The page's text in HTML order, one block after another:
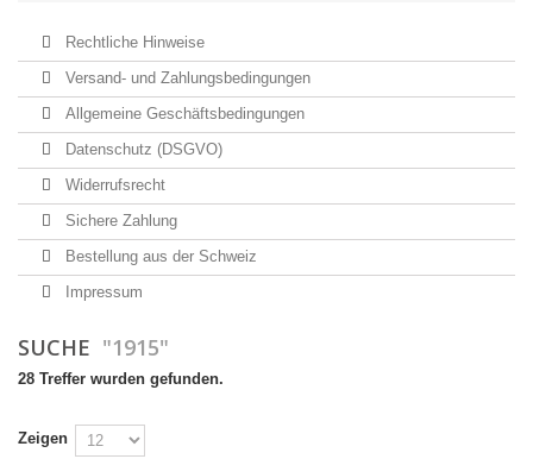
Rechtliche Hinweise
Versand- und Zahlungsbedingungen
Allgemeine Geschäftsbedingungen
Datenschutz (DSGVO)
Widerrufsrecht
Sichere Zahlung
Bestellung aus der Schweiz
Impressum
SUCHE "1915"
28 Treffer wurden gefunden.
Zeigen